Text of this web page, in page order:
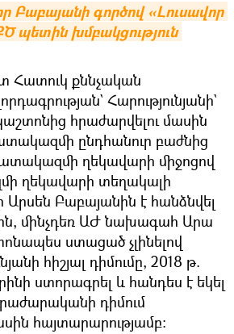
Բաբայանի գործով «Լուսավոր
պետին խմբակցություն
Հատուկ քննչական
Հարությունյանի`
հրաժարվելու մասին
ընդհանուր բաժնից
ղեկավարի միջոցով
ղեկավարի տեղակալի
Բաբայանին է հանձնվել
մինչդեռ ԱԺ նախագահ Արա
ստացած չլինելով
հիշյալ դիմումը, 2018 թ.
ստորագրել և հանդես է եկել
դիմում
հայտարարությամբ: